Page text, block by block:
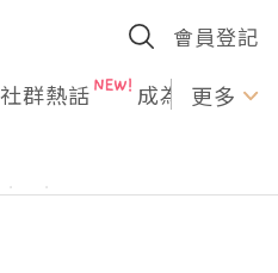
會員登記
社群熱話 成為U更多